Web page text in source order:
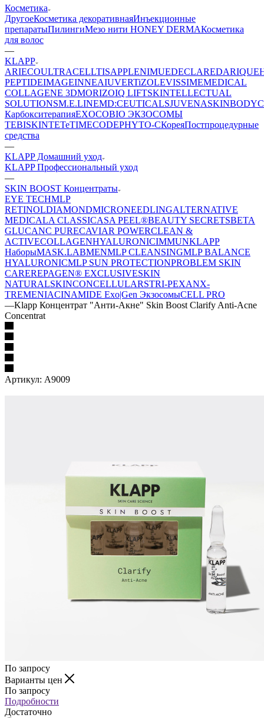
Косметика
ДругоеКосметика декоративнаяИнъекционные
препаратыПилингиМезо нити HONEY DERMAКосметика
для волос
—
KLAPP
ARIECOULTRACELLTISAPPLENIMUEDECLAREDARIQUE
PEPTIDEIMAGEINNEAIUVERTiZOLEVISSIMEMEDICAL
COLLAGENE 3DMORIZOIQ LIFTSKINTELLECTUAL
SOLUTIONSM.E.LINEMD:CEUTICALSJUVENASKINBODY
КарбокситерапияEXOCOBIO ЭКЗОСОМЫ
TEBISKINTETeTIMECODEPHYTO-CКореяПостпроцедурные
средства
—
KLAPP Домашний уход
KLAPP Профессиональный уход
—
SKIN BOOST Концентраты
EYE TECHMLP
RETINOLDIAMONDMICRONEEDLINGALTERNATIVE
MEDICALA CLASSICASA PEEL®BEAUTY SECRETSBETA
GLUCANC PURECAVIAR POWERCLEAN &
ACTIVECOLLAGENHYALURONICIMMUNKLAPP
НаборыMASK.LABMENMLP CLEANSINGMLP BALANCE
HYALURONICMLP SUN PROTECTIONPROBLEM SKIN
CAREREPAGEN® EXCLUSIVESKIN
NATURALSKINCONCELLULARSTRI-PEXANX-
TREMENIACINAMIDE Exo|Gen ЭкзосомыCELL PRO
—Klapp Концентрат "Анти-Акне" Skin Boost Clarify Anti-Acne
Concentrat
Артикул: A9009
По запросу
Варианты цен
По запросу
Подробности
Достаточно